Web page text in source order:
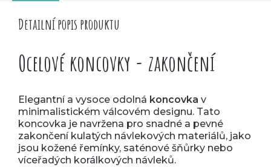
Detailní popis produktu
Ocelové koncovky - zakončení
Elegantní a vysoce odolná koncovka v
minimalistickém válcovém designu. Tato
koncovka je navržena pro snadné a pevné
zakončení kulatých návlekových materiálů, jako
jsou kožené řemínky, saténové šňůrky nebo
víceřadých korálkových návleků.